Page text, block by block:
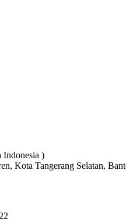
Indonesia )
Kota Tangerang Selatan,